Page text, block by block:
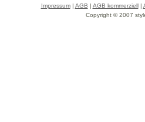
Impressum| AGB | AGB kommerziell|
Copyright © 2007